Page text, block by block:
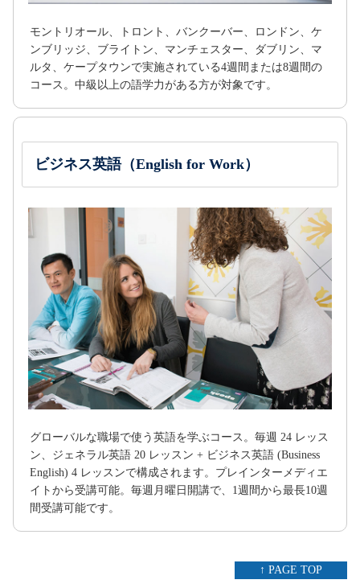
モントリオール、トロント、バンクーバー、ロンドン、ケ
ンブリッジ、ブライトン、マンチェスター、ダブリン、マ
ルタ、ケープタウンで実施されている4週間または8週間の
コース。中級以上の語学力がある方が対象です。
ビジネス英語（English for Work）
グローバルな職場で使う英語を学ぶコース。毎週 24 レッス
ン、ジェネラル英語 20 レッスン + ビジネス英語 (Business
English) 4 レッスンで構成されます。プレインターメディエ
イトから受講可能。毎週月曜日開講で、1週間から最長10週
間受講可能です。
↑ PAGE TOP